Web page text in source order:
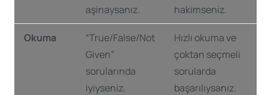
aşinaysanız.
hakimseniz.
Okuma
“True/False/Not
Given”
sorularında
iyiyseniz.
Hızlı okuma ve
çoktan seçmeli
sorularda
başarılıysanız.